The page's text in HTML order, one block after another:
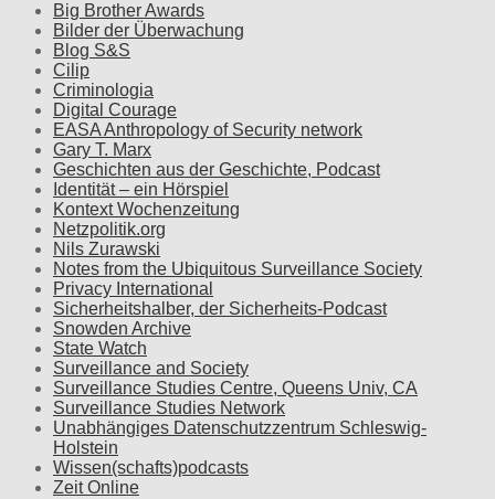
Big Brother Awards
Bilder der Überwachung
Blog S&S
Cilip
Criminologia
Digital Courage
EASA Anthropology of Security network
Gary T. Marx
Geschichten aus der Geschichte, Podcast
Identität – ein Hörspiel
Kontext Wochenzeitung
Netzpolitik.org
Nils Zurawski
Notes from the Ubiquitous Surveillance Society
Privacy International
Sicherheitshalber, der Sicherheits-Podcast
Snowden Archive
State Watch
Surveillance and Society
Surveillance Studies Centre, Queens Univ, CA
Surveillance Studies Network
Unabhängiges Datenschutzzentrum Schleswig-
Holstein
Wissen(schafts)podcasts
Zeit Online